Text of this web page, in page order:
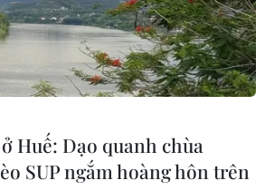
Huế: Dạo quanh chùa
SUP ngắm hoàng hôn trên